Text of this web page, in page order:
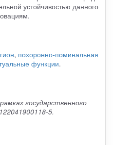
устойчивостью данного
, похоронно-поминальная
функции.
государственного
5.